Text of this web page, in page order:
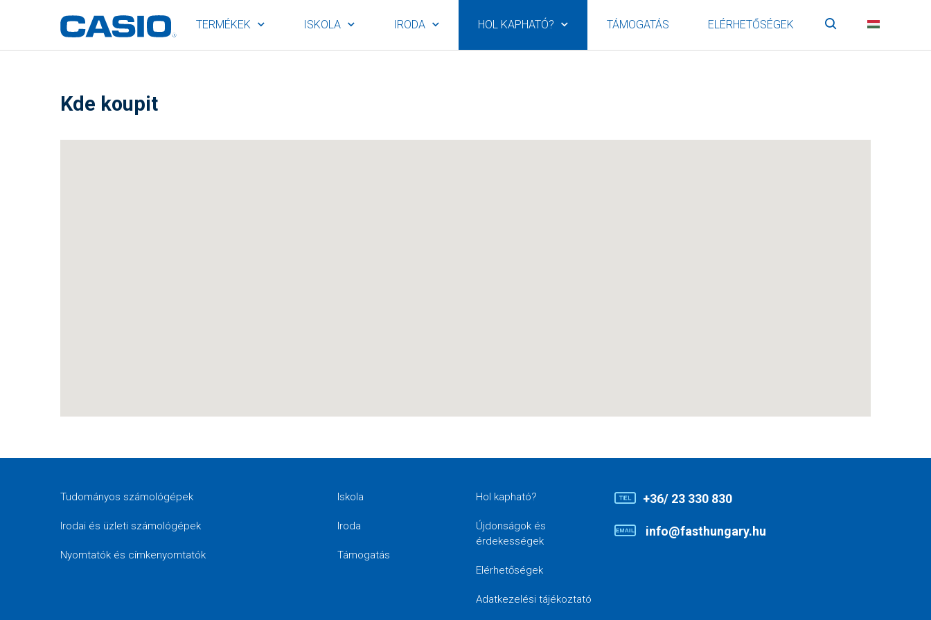
TERMÉKEK ISKOLA IRODA HOL KAPHATÓ? TÁMOGATÁS ELÉRHETŐSÉGEK Keresés
Kde koupit
Tudományos számológépek
Irodai és üzleti számológépek
Nyomtatók és címkenyomtatók
Iskola
Iroda
Támogatás
Hol kapható?
Újdonságok és
érdekességek
Elérhetőségek
Adatkezelési tájékoztató
+36/ 23 330 830
info@fasthungary.hu